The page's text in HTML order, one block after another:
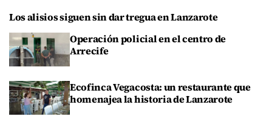
Los alisios siguen sin dar tregua en Lanzarote
Operación policial en el centro de
Arrecife
Ecofinca Vegacosta: un restaurante que
homenajea la historia de Lanzarote